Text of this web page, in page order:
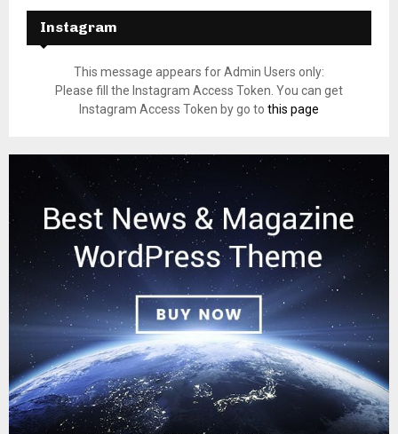
Instagram
This message appears for Admin Users only:
Please fill the Instagram Access Token. You can get
Instagram Access Token by go to this page